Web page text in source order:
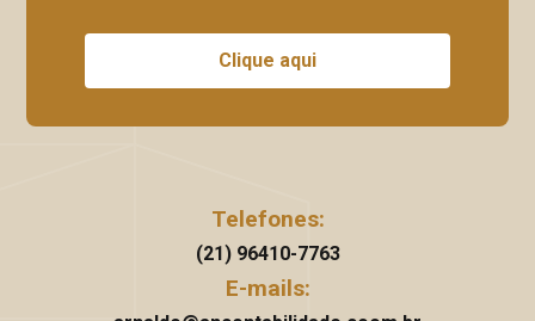
Clique aqui
Telefones:
(21) 96410-7763
E-mails: